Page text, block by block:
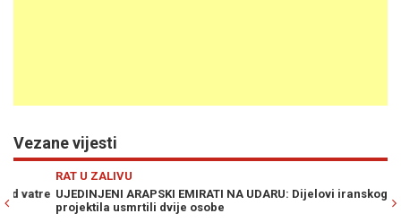
Vezane vijesti
RAT U ZALIVU
UJEDINJENI ARAPSKI EMIRATI NA UDARU: Dijelovi iranskog
projektila usmrtili dvije osobe